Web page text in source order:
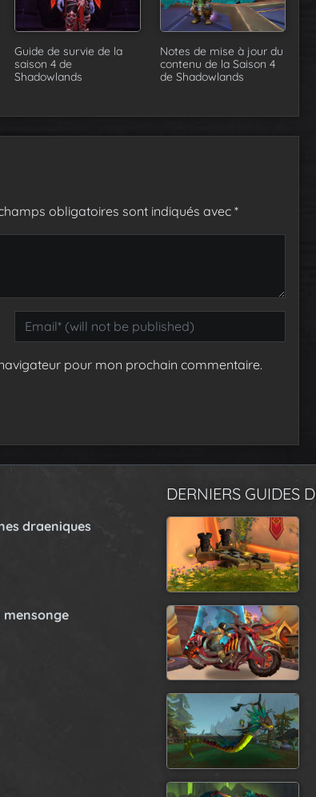
Guide de survie de la
saison 4 de
Shadowlands
Notes de mise à jour du
contenu de la Saison 4
de Shadowlands
obligatoires sont indiqués avec *
pour mon prochain commentaire.
draeniques
mensonge
DERNIERS GUIDES